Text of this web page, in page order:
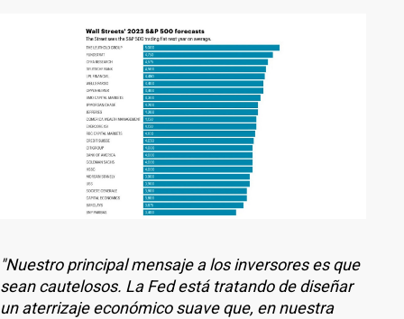
"Nuestro principal mensaje a los inversores es que
sean cautelosos. La Fed está tratando de diseñar
un aterrizaje económico suave que, en nuestra